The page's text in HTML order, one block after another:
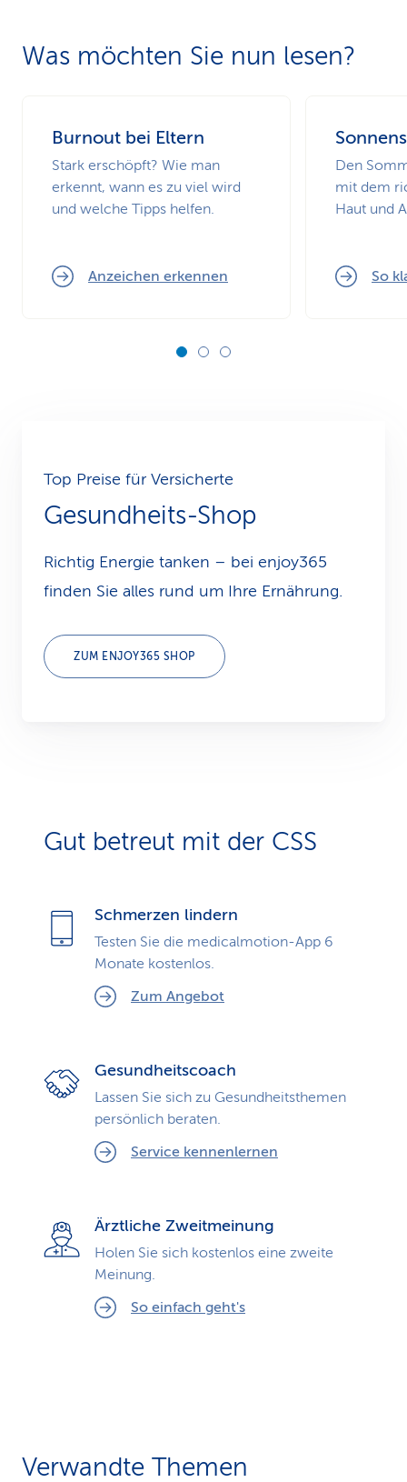
Was möchten Sie nun lesen?
Burnout bei Eltern
Stark erschöpft? Wie man
erkennt, wann es zu viel wird
und welche Tipps helfen.
Anzeichen erkennen
Den
mit dem
Haut und
So
Top Preise für Versicherte
Gesundheits-Shop
Richtig Energie tanken – bei enjoy365
finden Sie alles rund um Ihre Ernährung.
ZUM ENJOY365 SHOP
Gut betreut mit der CSS
Schmerzen lindern
Testen Sie die medicalmotion-App 6
Monate kostenlos.
Zum Angebot
Gesundheitscoach
Lassen Sie sich zu Gesundheits­themen
persönlich beraten.
Service kennenlernen
Ärztliche Zweitmeinung
Holen Sie sich kostenlos eine zweite
Meinung.
So einfach geht's
Verwandte Themen